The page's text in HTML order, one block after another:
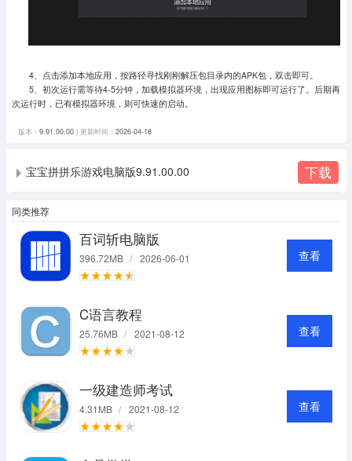
4、点击添加本地应用，按路径寻找刚刚解压包目录内的APK包，双击即可。
5、初次运行需等待4-5分钟，加载模拟器环境，出现应用图标即可运行了。
后期再
次运行时，已有模拟器环境，则可快速的启动。
版本： 9.91.00.00| 更新时间： 2026-04-18
宝宝拼拼乐游戏电脑版9.91.00.00 下载
同类推荐
百词斩电脑版
396.72MB / 2026-06-01 查看
C语言教程
25.76MB / 2021-08-12 查看
一级建造师考试
4.31MB / 2021-08-12 查看